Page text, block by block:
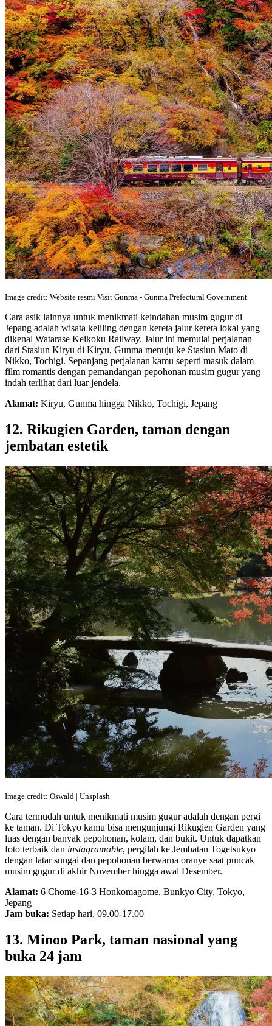
Image credit: Website resmi Visit Gunma - Gunma Prefectural Government
Cara asik lainnya untuk menikmati keindahan musim gugur di
Jepang adalah wisata keliling dengan kereta jalur kereta lokal yang
dikenal Watarase Keikoku Railway. Jalur ini memulai perjalanan
dari Stasiun Kiryu di Kiryu, Gunma menuju ke Stasiun Mato di
Nikko, Tochigi. Sepanjang perjalanan kamu seperti masuk dalam
film romantis dengan pemandangan pepohonan musim gugur yang
indah terlihat dari luar jendela.
Alamat: Kiryu, Gunma hingga Nikko, Tochigi, Jepang
12. Rikugien Garden, taman dengan
jembatan estetik
Image credit: Oswald | Unsplash
Cara termudah untuk menikmati musim gugur adalah dengan pergi
ke taman. Di Tokyo kamu bisa mengunjungi Rikugien Garden yang
luas dengan banyak pepohonan, kolam, dan bukit. Untuk dapatkan
foto terbaik dan instagramable, pergilah ke Jembatan Togetsukyo
dengan latar sungai dan pepohonan berwarna oranye saat puncak
musim gugur di akhir November hingga awal Desember.
Alamat: 6 Chome-16-3 Honkomagome, Bunkyo City, Tokyo,
Jepang
Jam buka: Setiap hari, 09.00-17.00
13. Minoo Park, taman nasional yang
buka 24 jam